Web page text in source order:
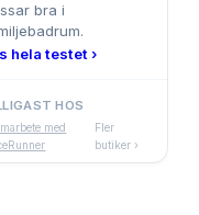
bra i
hela testet ›
HOS
med
Fler
butiker ›